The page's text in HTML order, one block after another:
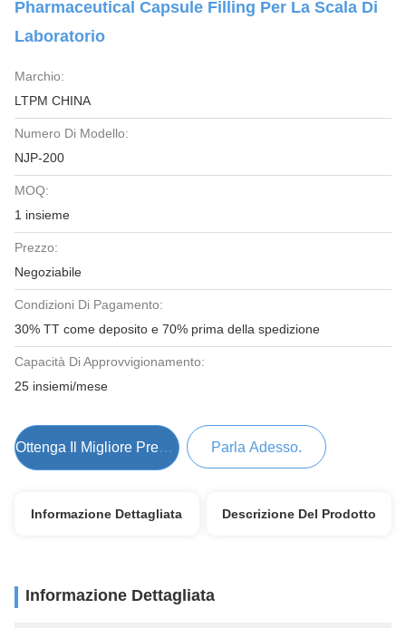
Pharmaceutical Capsule Filling Per La Scala Di
Laboratorio
Marchio:
LTPM CHINA
Numero Di Modello:
NJP-200
MOQ:
1 insieme
Prezzo:
Negoziabile
Condizioni Di Pagamento:
30% TT come deposito e 70% prima della spedizione
Capacità Di Approvvigionamento:
25 insiemi/mese
Ottenga Il Migliore Prezzo Parla Adesso.
Informazione Dettagliata Descrizione Del Prodotto
Informazione Dettagliata